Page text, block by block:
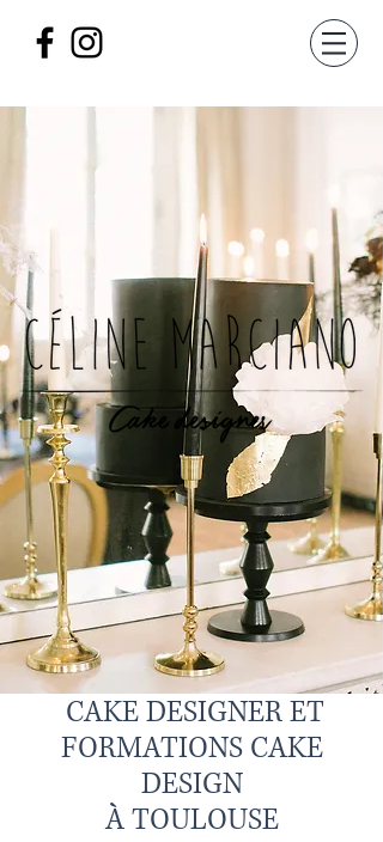
CAKE DESIGNER ET
FORMATIONS CAKE
DESIGN
À TOULOUSE